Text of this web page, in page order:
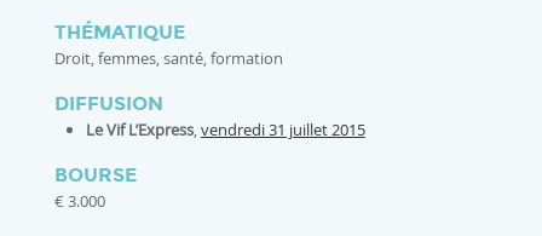
THÉMATIQUE
Droit, femmes, santé, formation
DIFFUSION
Le Vif L’Express,vendredi 31 juillet 2015
BOURSE
€ 3.000